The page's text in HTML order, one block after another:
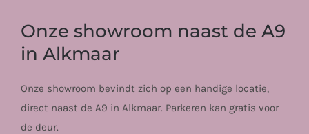
Onze showroom naast de A9
in Alkmaar
Onze showroom bevindt zich op een handige locatie,
direct naast de A9 in Alkmaar. Parkeren kan gratis voor
de deur.